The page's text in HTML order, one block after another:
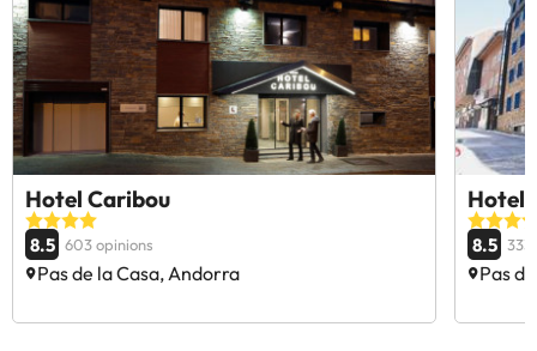
Hotel Caribou
8.5 603 opinions
Pas de la Casa, Andorra
Hotel
8.5 333
Pas